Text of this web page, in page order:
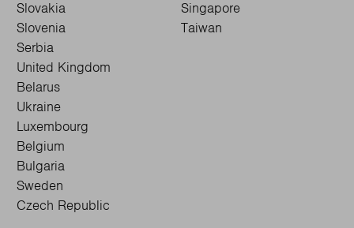
Slovakia
Slovenia
Serbia
United Kingdom
Belarus
Ukraine
Luxembourg
Belgium
Bulgaria
Sweden
Czech Republic
Singapore
Taiwan